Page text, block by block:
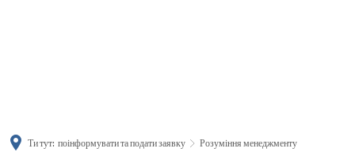
Ти тут: поінформувати та подати заявку
Розуміння менеджменту